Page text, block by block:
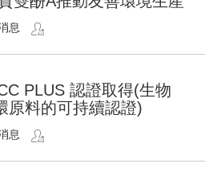
息
PLUS 認證取得(生物
原料的可持續認證)
息